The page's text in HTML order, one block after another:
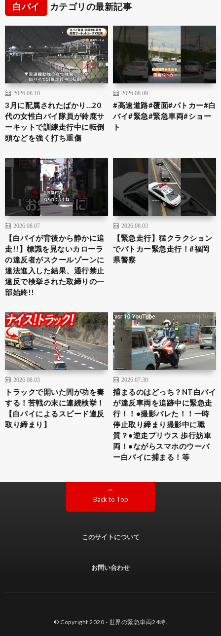
白バイ カテゴリの最新記事
2026.08.10
3月に配属されたばかり…20
代の女性白バイ隊員が鈴鹿サ
ーキットで訓練走行中に転倒
頭などを強く打ち重傷
2026.08.09
#高速道路#覆面#パトカー#白
バイ#緊急#緊急車両#ショー
ト
2026.08.07
【白バイが背後から静かに追
走!!】標識を見ないカローラ
の違反者がスクールゾーンに
違法進入した結果、通行禁止
違反で検挙された取締りの一
部始終!!
2026.08.03
【緊急走行】猛クラクション
でパトカー緊急走行！#福岡
県警察
2026.08.03
トラックで開いた間が功を奏
する！苦戦の末に連続検挙！
【白バイによるスピード違反
取り締まり】
2026.07.30
捕まるのはどっち？NT白バイ
が違反車両を追跡中に緊急走
行！！•撮影バレた！！一時
停止取り締まり撮影中に職
質？•逆走プリウス 歩行妨車
両！•ながらスマホのウーバ
ー白バイに捕まる！等
Back to Top
このサイトについて
お問い合わせ
© Copyright 2020 - 世界の緊急車両24時.